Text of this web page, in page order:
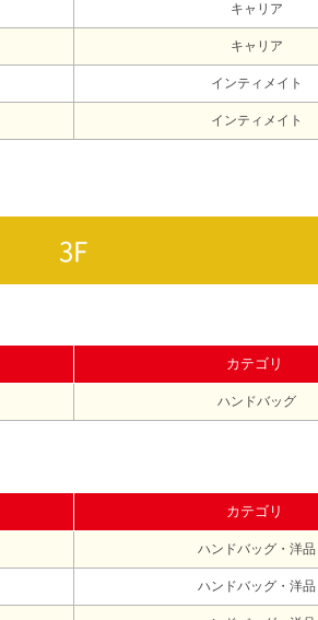
キャリア
キャリア
インティメイト
インティメイト
3F
カテゴリ
ハンドバッグ
カテゴリ
ハンドバッグ・洋品
ハンドバッグ・洋品